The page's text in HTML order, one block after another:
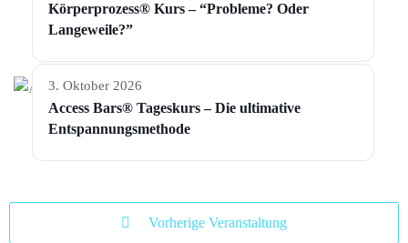
Körperprozess® Kurs – “Probleme? Oder
Langeweile?”
3. Oktober 2026
Access Bars® Tageskurs – Die ultimative
Entspannungsmethode
Vorherige Veranstaltung